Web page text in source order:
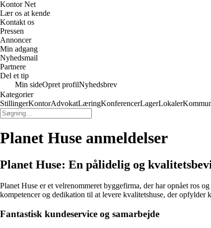
Kontor Net
Lær os at kende
Kontakt os
Pressen
Annoncer
Min adgang
Nyhedsmail
Partnere
Del et tip
Min sideOpret profilNyhedsbrev
Kategorier
StillingerKontorAdvokatLæringKonferencerLagerLokaler
Planet Huse anmeldelser
Planet Huse: En pålidelig og
Planet Huse er et velrenommeret byggefirma, der har opnået ros
kompetencer og dedikation til at levere kvalitetshuse, der opfylder
Fantastisk kundeservice og samarbejde